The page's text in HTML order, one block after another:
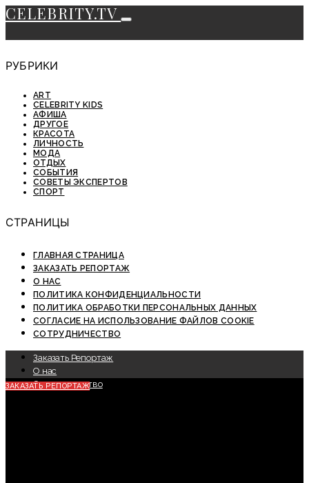
CELEBRITY.TV
РУБРИКИ
ART
CELEBRITY KIDS
АФИША
ДРУГОЕ
КРАСОТА
ЛИЧНОСТЬ
МОДА
ОТДЫХ
СОБЫТИЯ
СОВЕТЫ ЭКСПЕРТОВ
СПОРТ
СТРАНИЦЫ
ГЛАВНАЯ СТРАНИЦА
ЗАКАЗАТЬ РЕПОРТАЖ
О НАС
ПОЛИТИКА КОНФИДЕНЦИАЛЬНОСТИ
ПОЛИТИКА ОБРАБОТКИ ПЕРСОНАЛЬНЫХ ДАННЫХ
СОГЛАСИЕ НА ИСПОЛЬЗОВАНИЕ ФАЙЛОВ COOKIE
СОТРУДНИЧЕСТВО
Заказать Репортаж
О нас
Сотрудничество
ЗАКАЗАТЬ РЕПОРТАЖ